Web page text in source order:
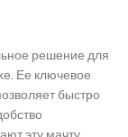
решение для
Ее ключевое
быстро